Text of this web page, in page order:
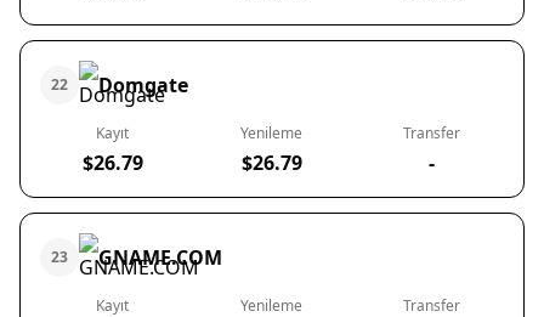
22 Domgate
Kayıt
$26.79
Yenileme
$26.79
Transfer
-
23 GNAME.COM
Kayıt Yenileme Transfer